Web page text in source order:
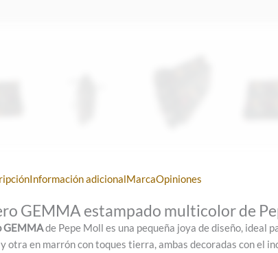
Información adicionalMarcaOpiniones
GEMMA estampado multicolor de
GEMMAde Pepe Moll es una pequeña joya de diseño,
otra en marrón con toques tierra, ambas decoradas con el